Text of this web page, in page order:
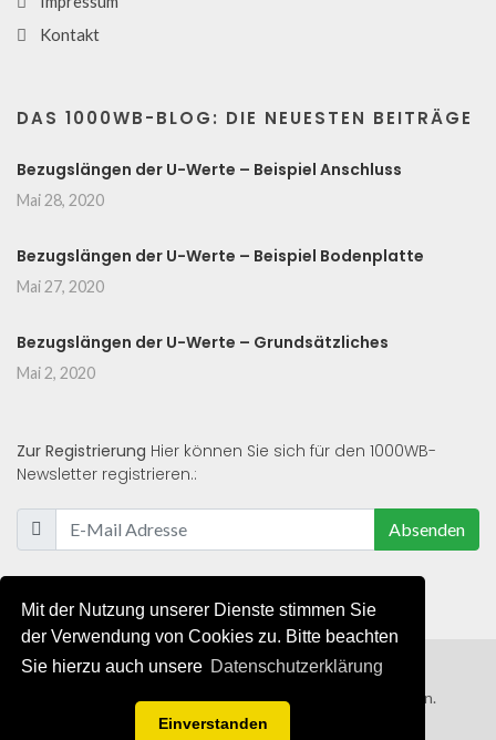
Mit der Nutzung unserer Dienste stimmen Sie
der Verwendung von Cookies zu. Bitte beachten
Sie hierzu auch unsere Datenschutzerklärung
Einverstanden
Kontakt
DAS 1000WB-BLOG: DIE NEUESTEN BEITRÄGE
Bezugslängen der U-Werte – Beispiel Anschluss
Mai 28, 2020
Bezugslängen der U-Werte – Beispiel Bodenplatte
Mai 27, 2020
Bezugslängen der U-Werte – Grundsätzliches
Mai 2, 2020
Zur Registrierung Hier können Sie sich für den 1000WB-
Newsletter registrieren.:
Absenden
© 2019 - 2021 - Alle Rechte von 1000WB vorbehalten.
AGB/Datenschutzerklärung